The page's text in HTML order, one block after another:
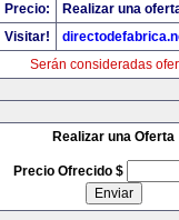
Precio:
Realizar una
Visitar!
Serán consideradas
Realizar una Oferta
Precio Ofrecido $